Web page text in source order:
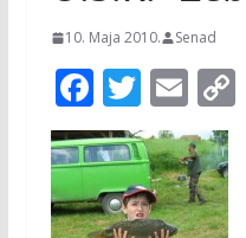
10. Maja 2010. Senad
F
ac
e
b
T
w
itt
er
E
m
ai
l
C